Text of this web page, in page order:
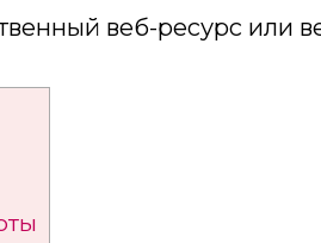
веб-ресурс или